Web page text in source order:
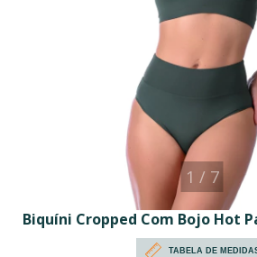
1 / 7
Biquíni Cropped Com Bojo Hot
TABELA DE